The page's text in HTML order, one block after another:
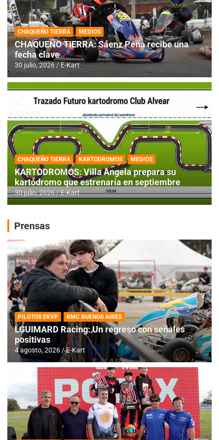
CHAQUEÑO TIERRA MEDIOS
CHAQUEÑO TIERRA: Sáenz Peña recibe una
fecha clave
30 julio, 2026 E-Kart
CHAQUEÑO TIERRA KARTODROMOS MEDIOS
KARTODROMOS: Villa Angela prepara su
kartódromo que estrenaría en septiembre
30 julio, 2026 E-Kart
Prensas
PILOTOS EKVP RMC BUENOS AIRES
LGUIMARD Racing: Un regreso con señales
positivas
4 agosto, 2026 E-Kart